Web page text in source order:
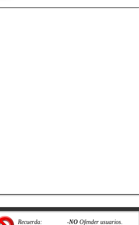
Recuerda: -NOOfender usuarios.